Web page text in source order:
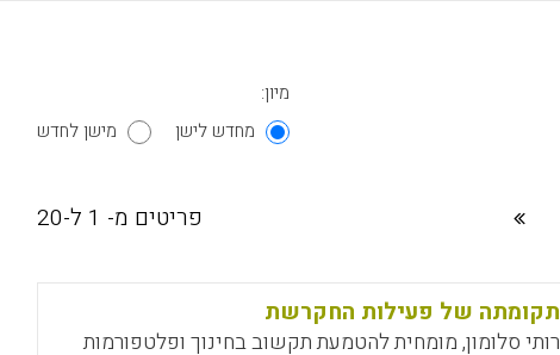
מיון:
מחדש לישן
מישן לחדש
פריטים מ- 1 ל-20
תקומתה של פעילות החקרשת
רותי סלומון, מומחית להטמעת תקשוב בחינוך ופלטפורמות